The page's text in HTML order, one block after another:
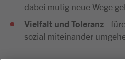
dabei mutig neue Wege
Vielfalt und Toleranz -
sozial miteinander